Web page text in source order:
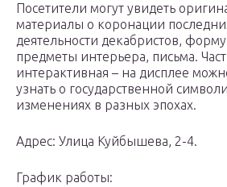
Посетители могут увидеть
материалы о коронации
деятельности декабристов,
предметы интерьера, письма.
интерактивная – на дисплее
узнать о государственной
изменениях в разных эпохах.
Адрес: Улица Куйбышева, 2-4.
График работы: